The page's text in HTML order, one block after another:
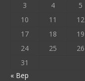
3
4 5
10
11 12
17
18 19
24
25 26
31
« Вер